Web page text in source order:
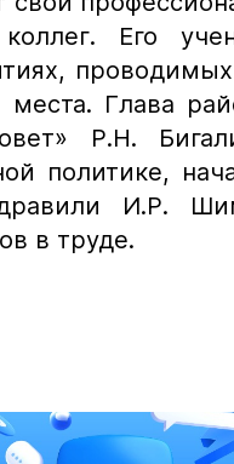
Его
Глава
Р.Н.
политике,
И.Р.
в труде.